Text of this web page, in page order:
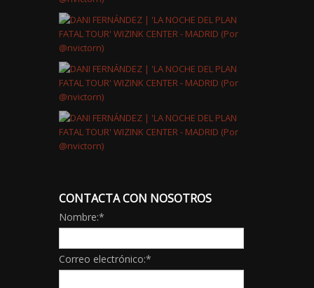
CONTACTA CON NOSOTROS
Nombre:*
Correo electrónico:*